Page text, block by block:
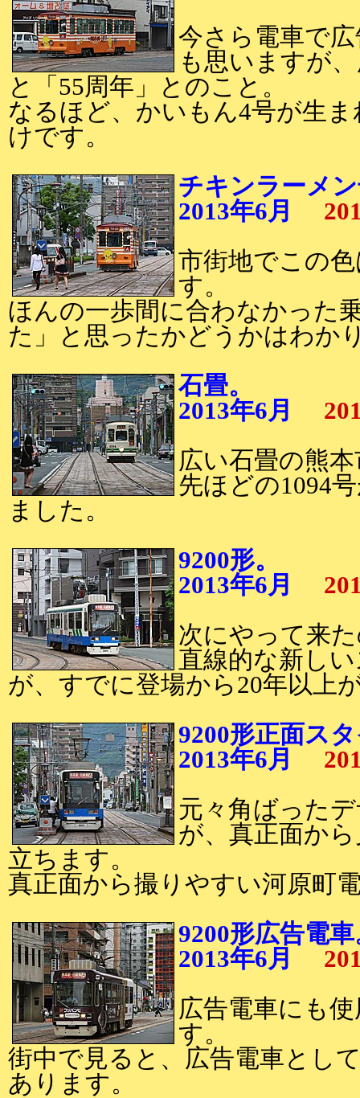
今さら電車で
も思いますが
と「55周年」とのこと。
なるほど、かいもん4号が生
けです。
チキンラーメ
2013年6月
市街地でこの
す。
ほんの一歩間に合わなかった
た」と思ったかどうかはわか
石畳。
2013年6月
広い石畳の熊
先ほどの1094
ました。
9200形。
2013年6月
次にやって来
直線的な新し
が、すでに登場から20年以上
9200形正面ス
2013年6月
元々角ばった
が、真正面か
立ちます。
真正面から撮りやすい河原町
9200形広告電
2013年6月
広告電車にも
す。
街中で見ると、広告電車とし
あります。